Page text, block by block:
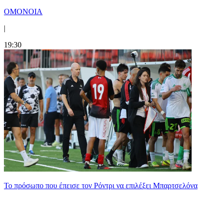
ΟΜΟΝΟΙΑ
|
19:30
Το πρόσωπο που έπεισε τον Ρόντρι να επιλέξει Μπαρτσελόνα